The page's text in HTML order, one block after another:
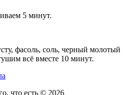
5 минут.
фасоль, соль, черный молотый
всё вместе 10 минут.
что есть © 2026